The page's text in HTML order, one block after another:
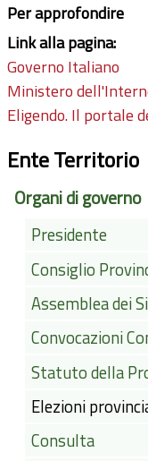
Per approfondire
Link alla pagina:
Governo Italiano
Ministero
Eligendo. Il portale
Ente Territorio
Organi di governo
Presidente
Consiglio
Assemblea dei
Convocazioni
Statuto della
Elezioni
Consulta